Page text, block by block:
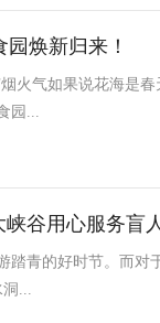
焕新归来！
火气如果说花海是
园...
谷用心服务盲
踏青的好时节。而
...